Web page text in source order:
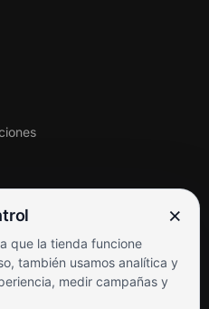
×
que la tienda funcione
también usamos analítica y
medir campañas y